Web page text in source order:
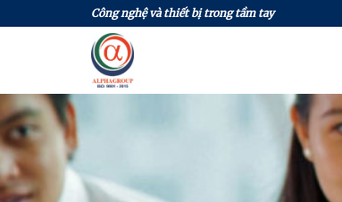
Công nghệ và thiết bị trong tầm tay